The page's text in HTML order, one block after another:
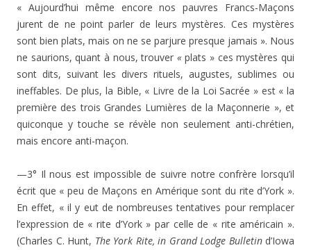
« Aujourd’hui même encore nos pauvres Francs-Maçons
jurent de ne point parler de leurs mystères. Ces mystères
sont bien plats, mais on ne se parjure presque jamais ». Nous
ne saurions, quant à nous, trouver «plats » ces mystères qui
sont dits, suivant les divers rituels, augustes, sublimes ou
ineffables. De plus, la Bible, « Livre de la Loi Sacrée » est « la
première des trois Grandes Lumières de la Maçonnerie », et
quiconque y touche se révèle non seulement anti-chrétien,
mais encore anti-maçon.
—3° Il nous est impossible de suivre notre confrère lorsqu’il
écrit que « peu de Maçons en Amérique sont du rite d’York ».
En effet, « il y eut de nombreuses tentatives pour remplacer
l’expression de « rite d’York » par celle de « rite américain ».
(Charles C. Hunt, The York Rite, in Grand Lodge Bulletin d’Iowa